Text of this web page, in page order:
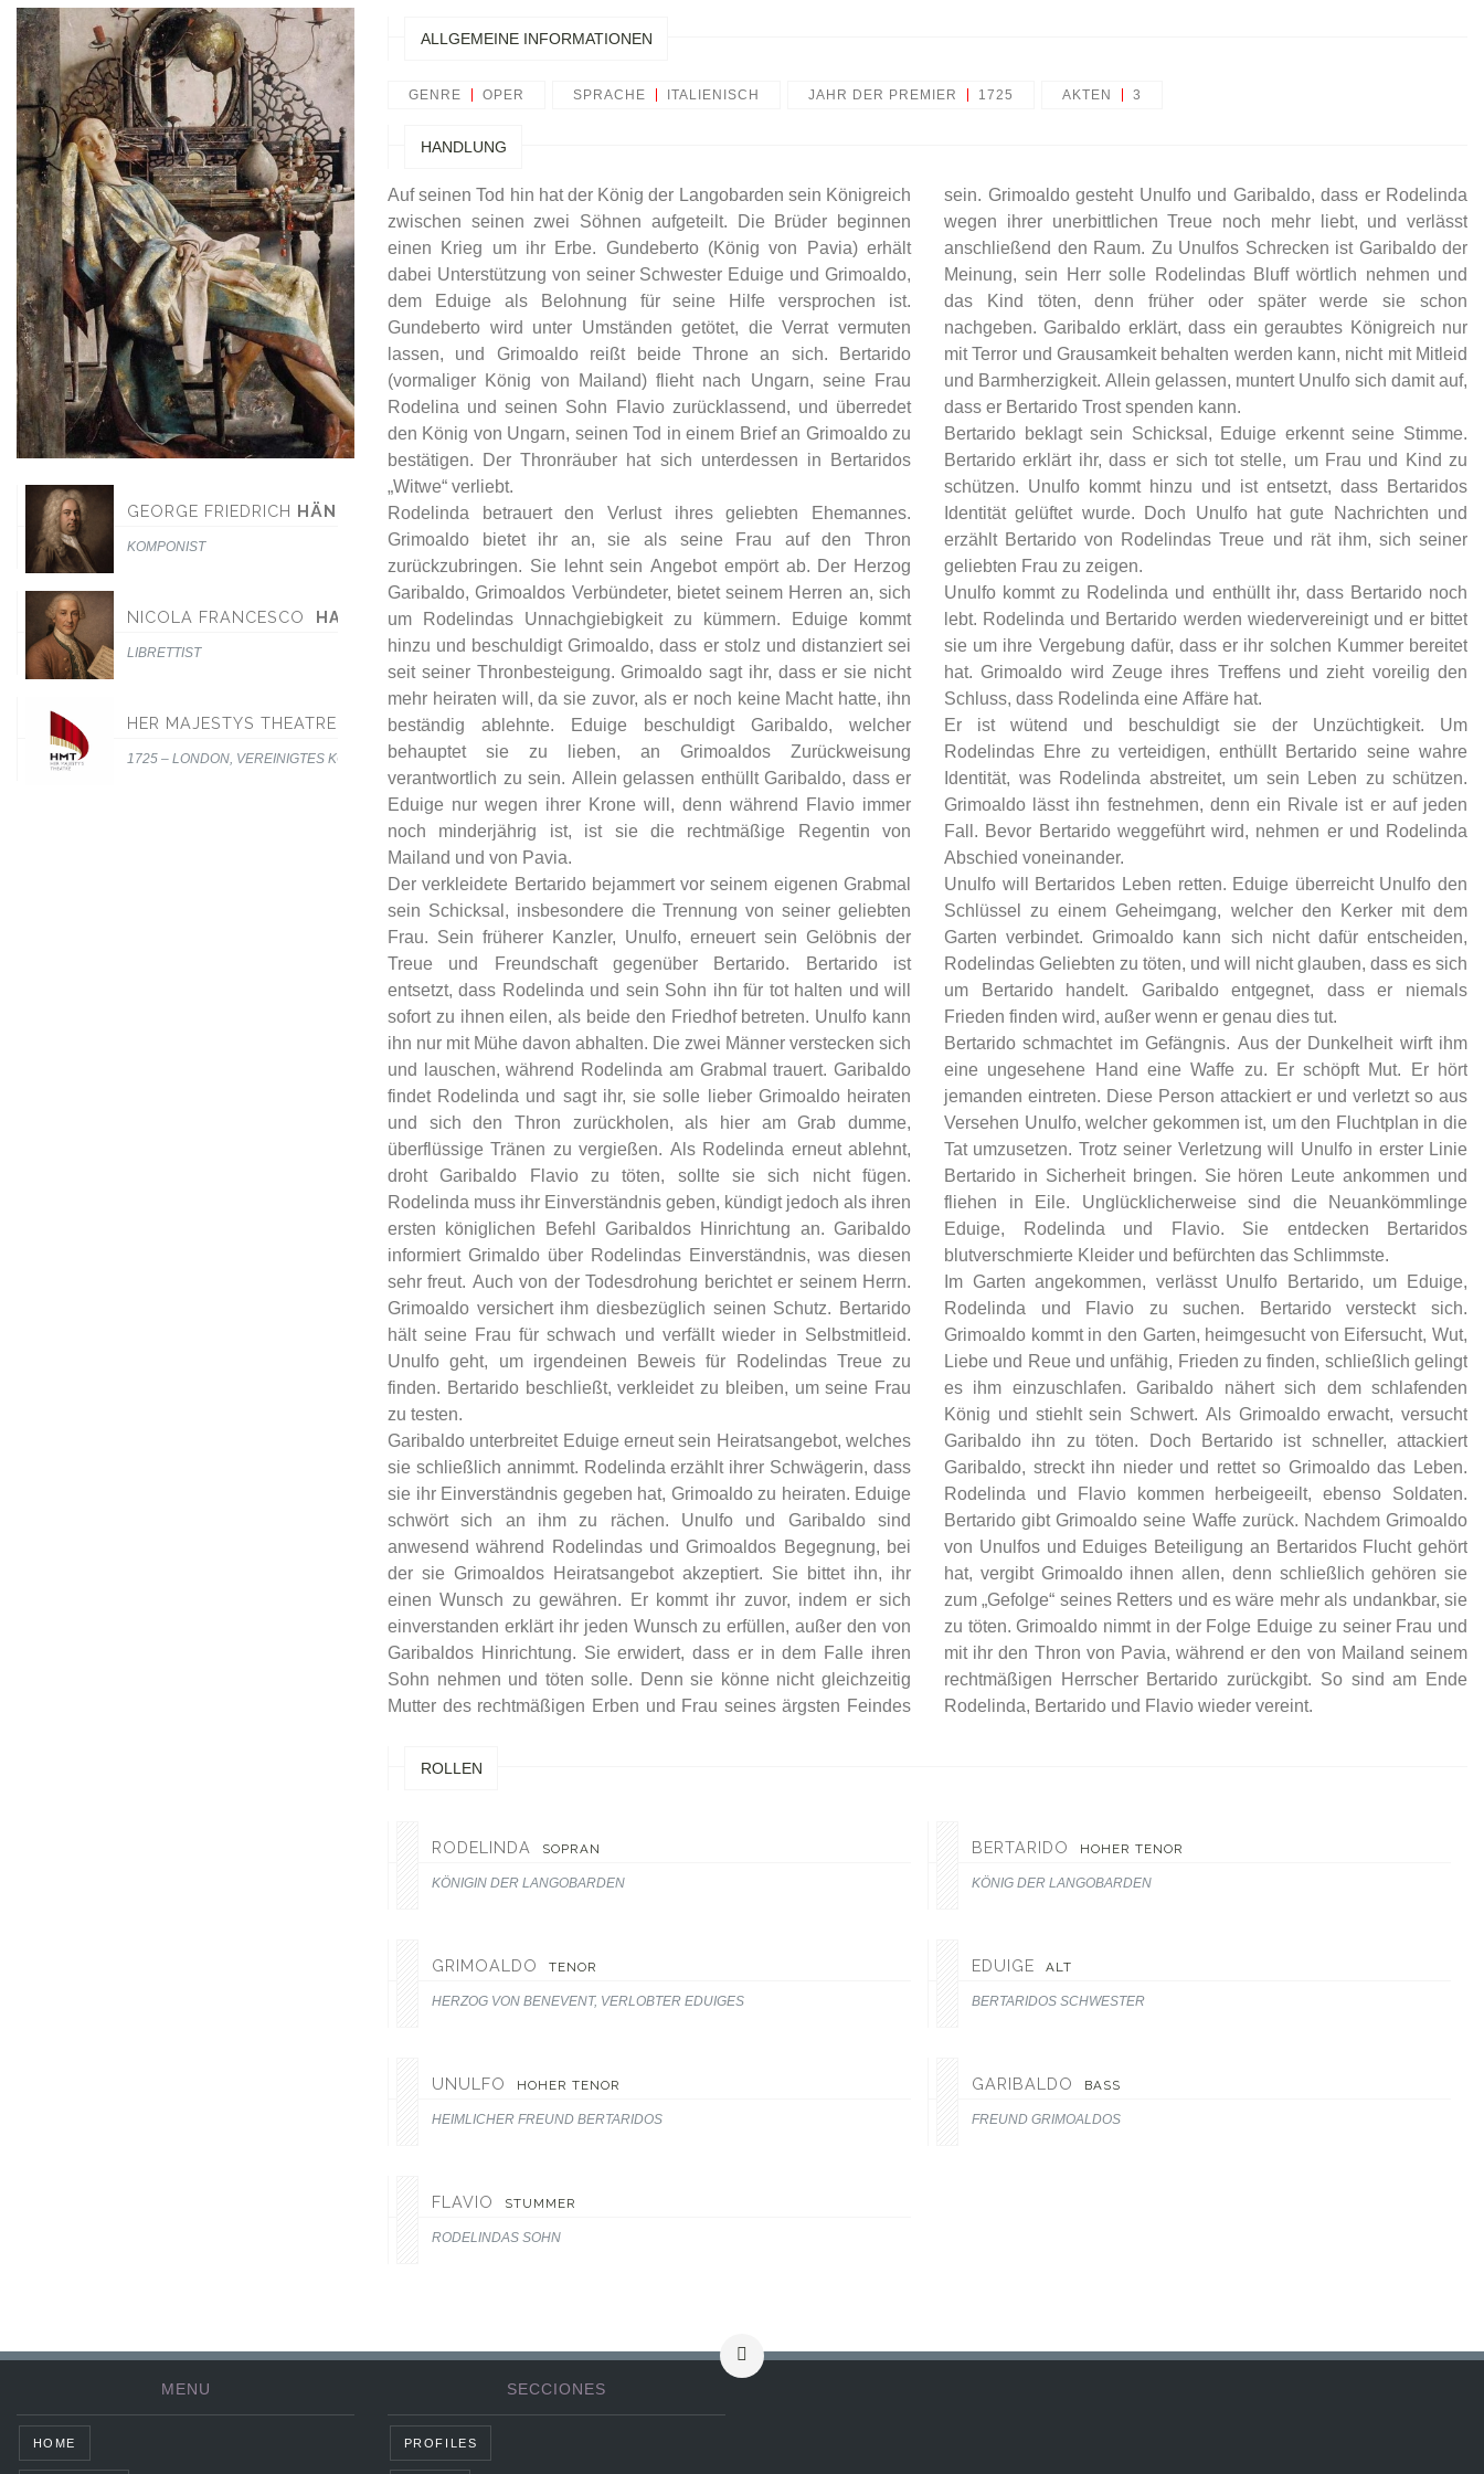
GEORGE FRIEDRICH HÄNDEL
KOMPONIST
NICOLA FRANCESCO HAYM
LIBRETTIST
HER MAJESTYS THEATRE
1725 – LONDON, VEREINIGTES KÖNIGREICH
ALLGEMEINE INFORMATIONEN
GENRE OPER SPRACHE ITALIENISCH JAHR DER PREMIER 1725 AKTEN 3
HANDLUNG
Auf seinen Tod hin hat der König der Langobarden sein Königreich
zwischen seinen zwei Söhnen aufgeteilt. Die Brüder beginnen
einen Krieg um ihr Erbe. Gundeberto (König von Pavia) erhält
dabei Unterstützung von seiner Schwester Eduige und Grimoaldo,
dem Eduige als Belohnung für seine Hilfe versprochen ist.
Gundeberto wird unter Umständen getötet, die Verrat vermuten
lassen, und Grimoaldo reißt beide Throne an sich. Bertarido
(vormaliger König von Mailand) flieht nach Ungarn, seine Frau
Rodelina und seinen Sohn Flavio zurücklassend, und überredet
den König von Ungarn, seinen Tod in einem Brief an Grimoaldo zu
bestätigen. Der Thronräuber hat sich unterdessen in Bertaridos
„Witwe“ verliebt.
Rodelinda betrauert den Verlust ihres geliebten Ehemannes.
Grimoaldo bietet ihr an, sie als seine Frau auf den Thron
zurückzubringen. Sie lehnt sein Angebot empört ab. Der Herzog
Garibaldo, Grimoaldos Verbündeter, bietet seinem Herren an, sich
um Rodelindas Unnachgiebigkeit zu kümmern. Eduige kommt
hinzu und beschuldigt Grimoaldo, dass er stolz und distanziert sei
seit seiner Thronbesteigung. Grimoaldo sagt ihr, dass er sie nicht
mehr heiraten will, da sie zuvor, als er noch keine Macht hatte, ihn
beständig ablehnte. Eduige beschuldigt Garibaldo, welcher
behauptet sie zu lieben, an Grimoaldos Zurückweisung
verantwortlich zu sein. Allein gelassen enthüllt Garibaldo, dass er
Eduige nur wegen ihrer Krone will, denn während Flavio immer
noch minderjährig ist, ist sie die rechtmäßige Regentin von
Mailand und von Pavia.
Der verkleidete Bertarido bejammert vor seinem eigenen Grabmal
sein Schicksal, insbesondere die Trennung von seiner geliebten
Frau. Sein früherer Kanzler, Unulfo, erneuert sein Gelöbnis der
Treue und Freundschaft gegenüber Bertarido. Bertarido ist
entsetzt, dass Rodelinda und sein Sohn ihn für tot halten und will
sofort zu ihnen eilen, als beide den Friedhof betreten. Unulfo kann
ihn nur mit Mühe davon abhalten. Die zwei Männer verstecken sich
und lauschen, während Rodelinda am Grabmal trauert. Garibaldo
findet Rodelinda und sagt ihr, sie solle lieber Grimoaldo heiraten
und sich den Thron zurückholen, als hier am Grab dumme,
überflüssige Tränen zu vergießen. Als Rodelinda erneut ablehnt,
droht Garibaldo Flavio zu töten, sollte sie sich nicht fügen.
Rodelinda muss ihr Einverständnis geben, kündigt jedoch als ihren
ersten königlichen Befehl Garibaldos Hinrichtung an. Garibaldo
informiert Grimaldo über Rodelindas Einverständnis, was diesen
sehr freut. Auch von der Todesdrohung berichtet er seinem Herrn.
Grimoaldo versichert ihm diesbezüglich seinen Schutz. Bertarido
hält seine Frau für schwach und verfällt wieder in Selbstmitleid.
Unulfo geht, um irgendeinen Beweis für Rodelindas Treue zu
finden. Bertarido beschließt, verkleidet zu bleiben, um seine Frau
zu testen.
Garibaldo unterbreitet Eduige erneut sein Heiratsangebot, welches
sie schließlich annimmt. Rodelinda erzählt ihrer Schwägerin, dass
sie ihr Einverständnis gegeben hat, Grimoaldo zu heiraten. Eduige
schwört sich an ihm zu rächen. Unulfo und Garibaldo sind
anwesend während Rodelindas und Grimoaldos Begegnung, bei
der sie Grimoaldos Heiratsangebot akzeptiert. Sie bittet ihn, ihr
einen Wunsch zu gewähren. Er kommt ihr zuvor, indem er sich
einverstanden erklärt ihr jeden Wunsch zu erfüllen, außer den von
Garibaldos Hinrichtung. Sie erwidert, dass er in dem Falle ihren
Sohn nehmen und töten solle. Denn sie könne nicht gleichzeitig
Mutter des rechtmäßigen Erben und Frau seines ärgsten Feindes
sein. Grimoaldo gesteht Unulfo und Garibaldo, dass er Rodelinda
wegen ihrer unerbittlichen Treue noch mehr liebt, und verlässt
anschließend den Raum. Zu Unulfos Schrecken ist Garibaldo der
Meinung, sein Herr solle Rodelindas Bluff wörtlich nehmen und
das Kind töten, denn früher oder später werde sie schon
nachgeben. Garibaldo erklärt, dass ein geraubtes Königreich nur
mit Terror und Grausamkeit behalten werden kann, nicht mit Mitleid
und Barmherzigkeit. Allein gelassen, muntert Unulfo sich damit auf,
dass er Bertarido Trost spenden kann.
Bertarido beklagt sein Schicksal, Eduige erkennt seine Stimme.
Bertarido erklärt ihr, dass er sich tot stelle, um Frau und Kind zu
schützen. Unulfo kommt hinzu und ist entsetzt, dass Bertaridos
Identität gelüftet wurde. Doch Unulfo hat gute Nachrichten und
erzählt Bertarido von Rodelindas Treue und rät ihm, sich seiner
geliebten Frau zu zeigen.
Unulfo kommt zu Rodelinda und enthüllt ihr, dass Bertarido noch
lebt. Rodelinda und Bertarido werden wiedervereinigt und er bittet
sie um ihre Vergebung dafür, dass er ihr solchen Kummer bereitet
hat. Grimoaldo wird Zeuge ihres Treffens und zieht voreilig den
Schluss, dass Rodelinda eine Affäre hat.
Er ist wütend und beschuldigt sie der Unzüchtigkeit. Um
Rodelindas Ehre zu verteidigen, enthüllt Bertarido seine wahre
Identität, was Rodelinda abstreitet, um sein Leben zu schützen.
Grimoaldo lässt ihn festnehmen, denn ein Rivale ist er auf jeden
Fall. Bevor Bertarido weggeführt wird, nehmen er und Rodelinda
Abschied voneinander.
Unulfo will Bertaridos Leben retten. Eduige überreicht Unulfo den
Schlüssel zu einem Geheimgang, welcher den Kerker mit dem
Garten verbindet. Grimoaldo kann sich nicht dafür entscheiden,
Rodelindas Geliebten zu töten, und will nicht glauben, dass es sich
um Bertarido handelt. Garibaldo entgegnet, dass er niemals
Frieden finden wird, außer wenn er genau dies tut.
Bertarido schmachtet im Gefängnis. Aus der Dunkelheit wirft ihm
eine ungesehene Hand eine Waffe zu. Er schöpft Mut. Er hört
jemanden eintreten. Diese Person attackiert er und verletzt so aus
Versehen Unulfo, welcher gekommen ist, um den Fluchtplan in die
Tat umzusetzen. Trotz seiner Verletzung will Unulfo in erster Linie
Bertarido in Sicherheit bringen. Sie hören Leute ankommen und
fliehen in Eile. Unglücklicherweise sind die Neuankömmlinge
Eduige, Rodelinda und Flavio. Sie entdecken Bertaridos
blutverschmierte Kleider und befürchten das Schlimmste.
Im Garten angekommen, verlässt Unulfo Bertarido, um Eduige,
Rodelinda und Flavio zu suchen. Bertarido versteckt sich.
Grimoaldo kommt in den Garten, heimgesucht von Eifersucht, Wut,
Liebe und Reue und unfähig, Frieden zu finden, schließlich gelingt
es ihm einzuschlafen. Garibaldo nähert sich dem schlafenden
König und stiehlt sein Schwert. Als Grimoaldo erwacht, versucht
Garibaldo ihn zu töten. Doch Bertarido ist schneller, attackiert
Garibaldo, streckt ihn nieder und rettet so Grimoaldo das Leben.
Rodelinda und Flavio kommen herbeigeeilt, ebenso Soldaten.
Bertarido gibt Grimoaldo seine Waffe zurück. Nachdem Grimoaldo
von Unulfos und Eduiges Beteiligung an Bertaridos Flucht gehört
hat, vergibt Grimoaldo ihnen allen, denn schließlich gehören sie
zum „Gefolge“ seines Retters und es wäre mehr als undankbar, sie
zu töten. Grimoaldo nimmt in der Folge Eduige zu seiner Frau und
mit ihr den Thron von Pavia, während er den von Mailand seinem
rechtmäßigen Herrscher Bertarido zurückgibt. So sind am Ende
Rodelinda, Bertarido und Flavio wieder vereint.
ROLLEN
RODELINDA SOPRAN
KÖNIGIN DER LANGOBARDEN
BERTARIDO HOHER TENOR
KÖNIG DER LANGOBARDEN
GRIMOALDO TENOR
HERZOG VON BENEVENT, VERLOBTER EDUIGES
EDUIGE ALT
BERTARIDOS SCHWESTER
UNULFO HOHER TENOR
HEIMLICHER FREUND BERTARIDOS
GARIBALDO BASS
FREUND GRIMOALDOS
FLAVIO STUMMER
RODELINDAS SOHN
MENU
HOME
SECCIONES
PROFILES